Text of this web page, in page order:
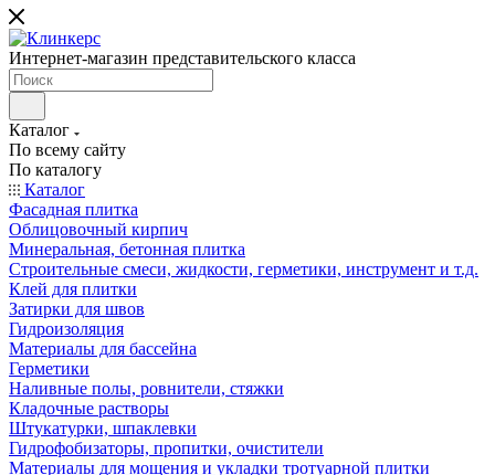
Интернет-магазин представительского класса
Каталог
По всему сайту
По каталогу
Каталог
Фасадная плитка
Облицовочный кирпич
Минеральная, бетонная плитка
Строительные смеси, жидкости, герметики, инструмент и т.д.
Клей для плитки
Затирки для швов
Гидроизоляция
Материалы для бассейна
Герметики
Наливные полы, ровнители, стяжки
Кладочные растворы
Штукатурки, шпаклевки
Гидрофобизаторы, пропитки, очистители
Материалы для мощения и укладки тротуарной плитки